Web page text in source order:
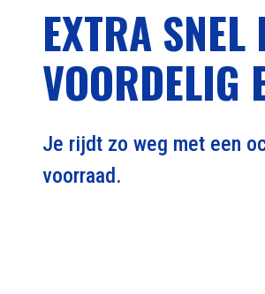
EXTRA SNEL
VOORDELIG
Je rijdt zo weg met een
voorraad.